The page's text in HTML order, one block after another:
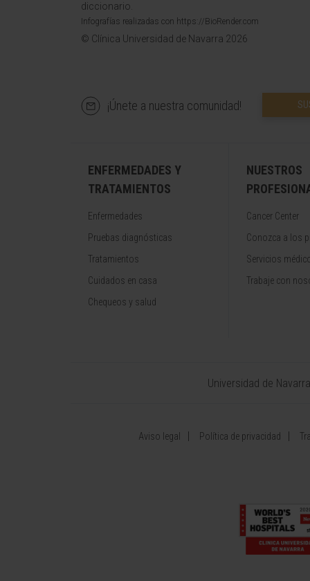
diccionario.
Infografías realizadas con https://BioRender.com
© Clínica Universidad de Navarra 2026
¡Únete a nuestra comunidad!
ENFERMEDADES Y
TRATAMIENTOS
Enfermedades
Pruebas diagnósticas
Tratamientos
Cuidados en casa
Chequeos y salud
NUESTROS
Cancer Center
Conozca a los
Servicios
Trabaje con
Universidad de Navarra
Aviso legal Política de privacidad